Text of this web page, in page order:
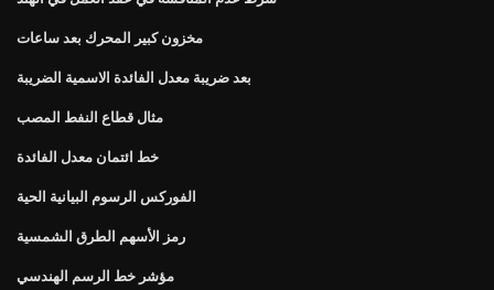
مخزون كبير المحرك بعد ساعات
بعد ضريبة معدل الفائدة الاسمية الضريبة
مثال قطاع النفط المصب
خط ائتمان معدل الفائدة
الفوركس الرسوم البيانية الحية
رمز الأسهم الطرق الشمسية
مؤشر خط الرسم الهندسي